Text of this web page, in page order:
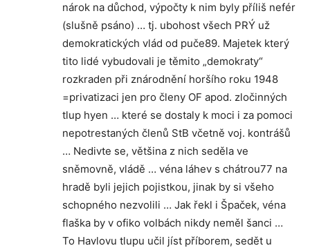
nárok na důchod, výpočty k nim byly příliš nefér
(slušně psáno) … tj. ubohost všech PRÝ už
demokratických vlád od puče89. Majetek který
tito lidé vybudovali je těmito „demokraty“
rozkraden při znárodnění horšího roku 1948
=privatizaci jen pro členy OF apod. zločinných
tlup hyen … které se dostaly k moci i za pomoci
nepotrestaných členů StB včetně voj. kontrášů
… Nedivte se, většina z nich seděla ve
sněmovně, vládě … véna láhev s chátrou77 na
hradě byli jejich pojistkou, jinak by si všeho
schopného nezvolili … Jak řekl i Špaček, véna
flaška by v ofiko volbách nikdy neměl šanci …
To Havlovu tlupu učil jíst příborem, sedět u